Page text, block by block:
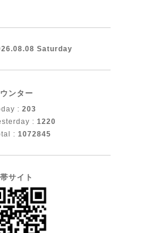
Saturday
ンター
: 203
: 1220
: 1072845
サイト